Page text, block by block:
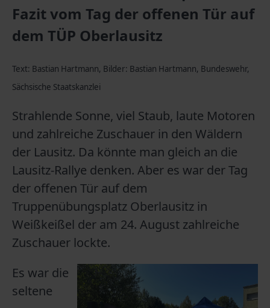
Fazit vom Tag der offenen Tür auf
dem TÜP Oberlausitz
Text: Bastian Hartmann, Bilder: Bastian Hartmann, Bundeswehr,
Sächsische Staatskanzlei
Strahlende Sonne, viel Staub, laute Motoren
und zahlreiche Zuschauer in den Wäldern
der Lausitz. Da könnte man gleich an die
Lausitz-Rallye denken. Aber es war der Tag
der offenen Tür auf dem
Truppenübungsplatz Oberlausitz in
Weißkeißel der am 24. August zahlreiche
Zuschauer lockte.
Es war die
seltene